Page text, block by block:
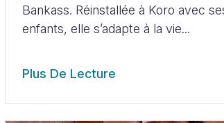
Bankass. Réinstallée à Koro avec
enfants, elle s’adapte à la vie...
Plus De Lecture